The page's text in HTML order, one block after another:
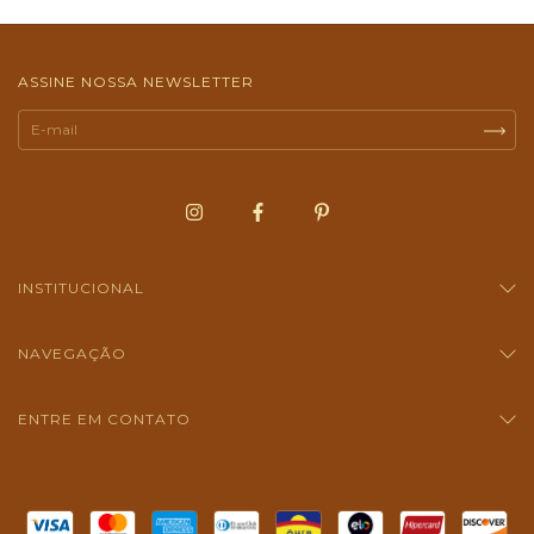
ASSINE NOSSA NEWSLETTER
INSTITUCIONAL
NAVEGAÇÃO
ENTRE EM CONTATO